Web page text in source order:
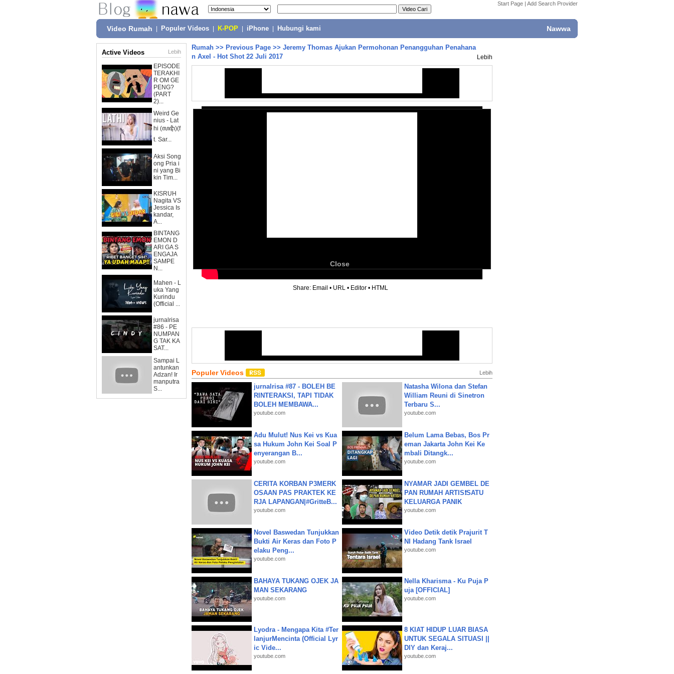
Start Page | Add Search Provider
Video Rumah Populer Videos K-POP iPhone Hubungi kami Nawwa
Active Videos Lebih
EPISODE
TERAKHI
R OM GE
PENG?
(PART
2)...
Weird Ge
nius - Lat
hi (ꦭꦛꦶ)(f
t. Sar...
Aksi Song
ong Pria i
ni yang Bi
kin Tim...
KISRUH
Nagita VS
Jessica Is
kandar,
A...
BINTANG
EMON D
ARI GA S
ENGAJA
SAMPE
N...
Mahen - L
uka Yang
Kurindu
(Official ...
jurnalrisa
#86 - PE
NUMPAN
G TAK KA
SAT...
Sampai L
antunkan
Adzan! Ir
manputra
S...
Rumah >> Previous Page >> Jeremy Thomas Ajukan Permohonan Penangguhan Penahana
n Axel - Hot Shot 22 Juli 2017
Lebih
Close
Share: Email • URL • Editor • HTML
Populer Videos Lebih
jurnalrisa #87 - BOLEH BE
RINTERAKSI, TAPI TIDAK
BOLEH MEMBAWA...
youtube.com
Natasha Wilona dan Stefan
William Reuni di Sinetron
Terbaru S...
youtube.com
Adu Mulut! Nus Kei vs Kua
sa Hukum John Kei Soal P
enyerangan B...
youtube.com
Belum Lama Bebas, Bos Pr
eman Jakarta John Kei Ke
mbali Ditangk...
youtube.com
CERITA KORBAN P3MERK
OSAAN PAS PRAKTEK KE
RJA LAPANGAN|#GritteB...
youtube.com
NYAMAR JADI GEMBEL DE
PAN RUMAH ARTIS❗SATU
KELUARGA PANIK
youtube.com
Novel Baswedan Tunjukkan
Bukti Air Keras dan Foto P
elaku Peng...
youtube.com
Video Detik detik Prajurit T
NI Hadang Tank Israel
youtube.com
BAHAYA TUKANG OJEK JA
MAN SEKARANG
youtube.com
Nella Kharisma - Ku Puja P
uja [OFFICIAL]
youtube.com
Lyodra - Mengapa Kita #Ter
lanjurMencinta (Official Lyr
ic Vide...
youtube.com
8 KIAT HIDUP LUAR BIASA
UNTUK SEGALA SITUASI ||
DIY dan Keraj...
youtube.com